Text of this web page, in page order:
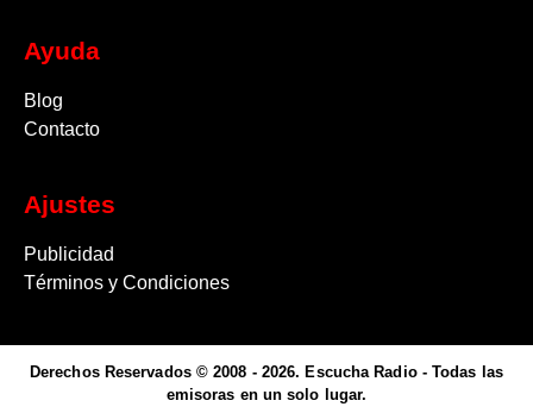
Ayuda
Blog
Contacto
Ajustes
Publicidad
Términos y Condiciones
Derechos Reservados © 2008 - 2026. Escucha Radio - Todas las
emisoras en un solo lugar.